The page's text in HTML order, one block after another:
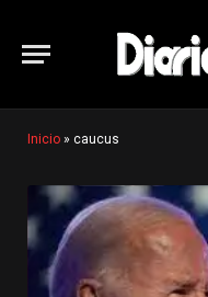
Inicio » caucus